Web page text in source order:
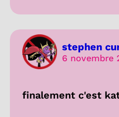
stephen
6 novembre
finalement c'est